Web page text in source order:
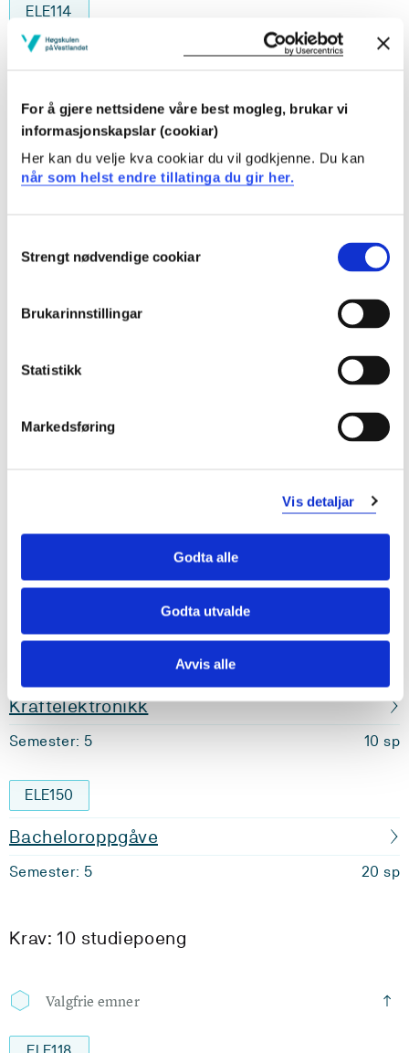
For å gjere nettsidene våre best mogleg, brukar vi
informasjonskapslar (cookiar)
Her kan du velje kva cookiar du vil godkjenne. Du kan
når som helst endre tillatinga du gir her.
Selection
Strengt nødvendige cookiar
Brukarinnstillingar
Statistikk
Markedsføring
Vis detaljar
Godta alle
Godta utvalde
Avvis alle
ELE114
Elektriske maskinar
ELE116
Kontrollsystem
Elektriske anlegg
ELE117
Høgspenningssystem
Kraftelektronikk
Semester: 5 10 sp
ELE150
Bacheloroppgåve
Semester: 5 20 sp
Krav: 10 studiepoeng
Valgfrie emner